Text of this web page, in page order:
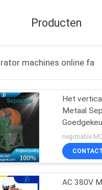
Producten
machines online
Het
Metaal
van de
Gradiënt
negotiable
AC 380V